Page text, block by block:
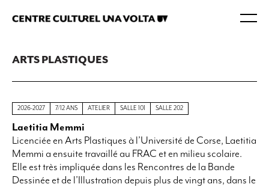
ARTS PLASTIQUES
2026-2027 7/12 ANS ATELIER SALLE 101 SALLE 202
Laetitia Memmi
Licenciée en Arts Plastiques à l’Université de Corse, Laetitia
Memmi a ensuite travaillé au FRAC et en milieu scolaire.
Elle est très impliquée dans les Rencontres de la Bande
Dessinée et de l’Illustration depuis plus de vingt ans, dans le